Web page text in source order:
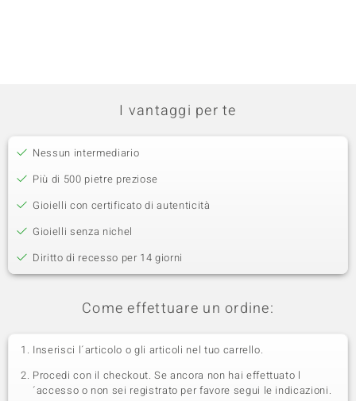
I vantaggi per te
Nessun intermediario
Più di 500 pietre preziose
Gioielli con certificato di autenticità
Gioielli senza nichel
Diritto di recesso per 14 giorni
Come effettuare un ordine:
Inserisci l´articolo o gli articoli nel tuo carrello.
Procedi con il checkout. Se ancora non hai effettuato l
´accesso o non sei registrato per favore segui le indicazioni.